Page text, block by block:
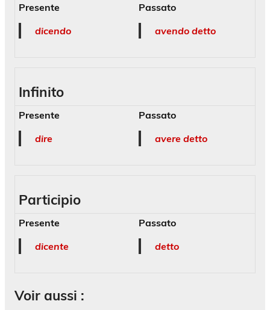
Presente
dicendo
Passato
avendo detto
Infinito
Presente
dire
Passato
avere detto
Participio
Presente
dicente
Passato
detto
Voir aussi :